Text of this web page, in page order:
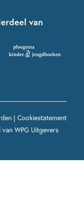
van
| Cookiestatement
van WPG Uitgevers